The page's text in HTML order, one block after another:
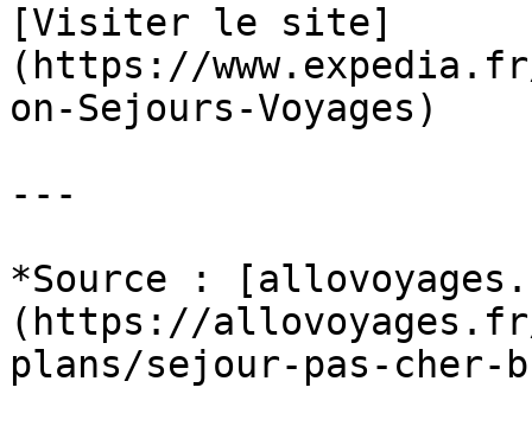
[Visiter le site]
(https://
on-Sejours-Voyages)
---
*Source :
(https://